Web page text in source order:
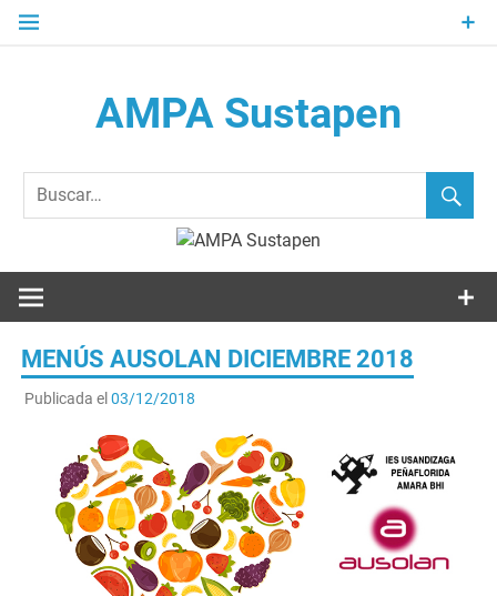
Saltar
AMPA Sustapen
Elkartea Asociación de Padres-Madres de Alumnos del I.E.S.
MENÚS AUSOLAN DICIEMBRE 2018
Publicada el 03/12/2018